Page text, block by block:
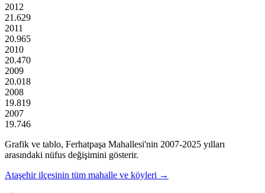
2012
21.629
2011
20.965
2010
20.470
2009
20.018
2008
19.819
2007
19.746
Grafik ve tablo, Ferhatpaşa Mahallesi'nin 2007-2025 yılları
arasındaki nüfus değişimini gösterir.
Ataşehir ilçesinin tüm mahalle ve köyleri →